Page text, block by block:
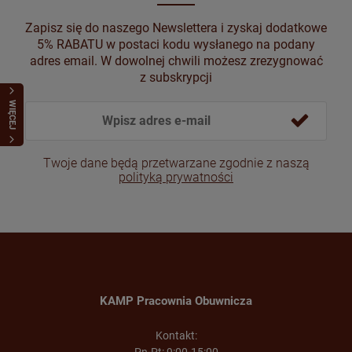
499,00 zł
DO KOSZYKA
459,00 zł
DO KOSZYKA
WIĘCEJ
Zapisz się do naszego Newslettera i zyskaj dodatkowe
5% RABATU w postaci kodu wysłanego na podany
adres email. W dowolnej chwili możesz zrezygnować
z subskrypcji
Twoje dane będą przetwarzane zgodnie z naszą
polityką prywatności
KAMP Pracownia Obuwnicza
Kontakt: